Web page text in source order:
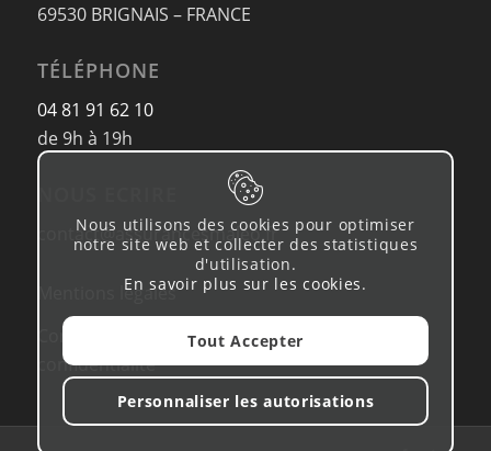
69530 BRIGNAIS – FRANCE
TÉLÉPHONE
04 81 91 62 10
de 9h à 19h
contact@assurancesmaleo.fr
Mentions légales
Conditions d’utilisation & Politique de
confidentialité
Nous utilisons des cookies pour optimiser
notre site web et collecter des statistiques
d'utilisation.
En savoir plus sur les cookies.
Tout Accepter
Personnaliser les autorisations